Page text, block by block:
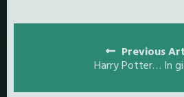
Previous
Harry Potter… In